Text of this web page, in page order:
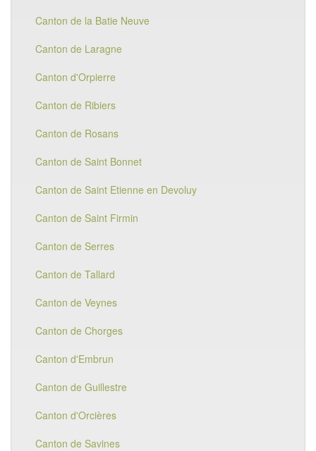
Canton de la Batie Neuve
Canton de Laragne
Canton d'Orpierre
Canton de Ribiers
Canton de Rosans
Canton de Saint Bonnet
Canton de Saint Etienne en Devoluy
Canton de Saint Firmin
Canton de Serres
Canton de Tallard
Canton de Veynes
Canton de Chorges
Canton d'Embrun
Canton de Guillestre
Canton d'Orcières
Canton de Savines